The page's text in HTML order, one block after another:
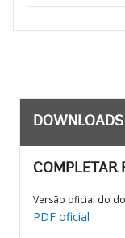
DOWNLOADS
COMPLETAR
Versão oficial do
PDF oficial